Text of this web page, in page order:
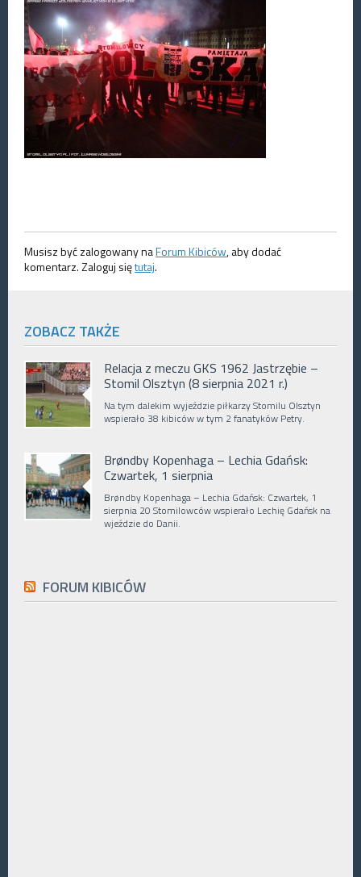
Musisz być zalogowany naForum Kibiców, aby dodać
komentarz. Zaloguj siętutaj.
ZOBACZ TAKŻE
Relacja z meczu GKS 1962 Jastrzębie –
Stomil Olsztyn (8 sierpnia 2021 r.)
Na tym dalekim wyjeździe piłkarzy Stomilu Olsztyn
wspierało 38 kibiców w tym 2 fanatyków Petry.
Brøndby Kopenhaga – Lechia Gdańsk:
Czwartek, 1 sierpnia
Brøndby Kopenhaga – Lechia Gdańsk: Czwartek, 1
sierpnia 20 Stomilowców wspierało Lechię Gdańsk na
wjeździe do Danii.
FORUM KIBICÓW